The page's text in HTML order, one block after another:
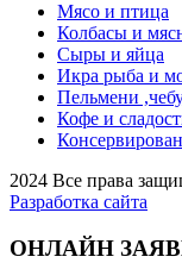
Мясо и птица
Колбасы и
Сыры и яйца
Икра рыба и
Пельмени
Кофе и
2024 Все права
Разработка сайта
ОНЛАЙН